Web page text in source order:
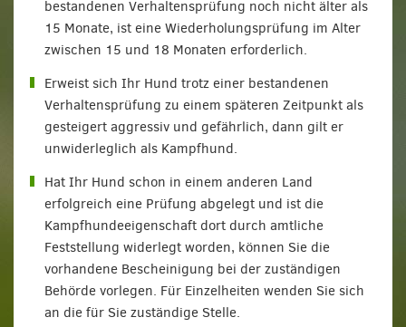
bestandenen Verhaltensprüfung noch nicht älter als
15 Monate, ist eine Wiederholungsprüfung im Alter
zwischen 15 und 18 Monaten erforderlich.
Erweist sich Ihr Hund trotz einer bestandenen
Verhaltensprüfung zu einem späteren Zeitpunkt als
gesteigert aggressiv und gefährlich, dann gilt er
unwiderleglich als Kampfhund.
Hat Ihr Hund schon in einem anderen Land
erfolgreich eine Prüfung abgelegt und ist die
Kampfhundeeigenschaft dort durch amtliche
Feststellung widerlegt worden, können Sie die
vorhandene Bescheinigung bei der zuständigen
Behörde vorlegen. Für Einzelheiten wenden Sie sich
an die für Sie zuständige Stelle.